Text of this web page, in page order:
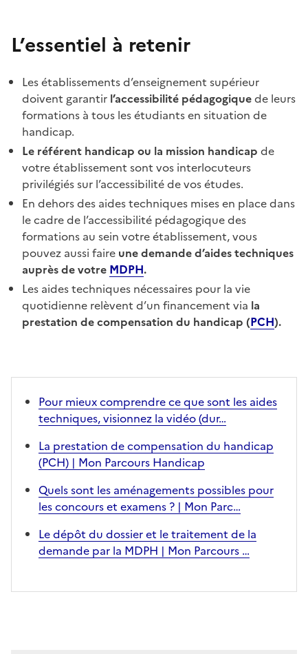
L’essentiel à retenir
Les établissements d’enseignement supérieur
doivent garantir l’accessibilité pédagogiquede leurs
formations à tous les étudiants en situation de
handicap.
Le référent handicap ou la mission handicap de
votre établissement sont vos interlocuteurs
privilégiés sur l’accessibilité de vos études.
En dehors des aides techniques mises en place dans
le cadre de l’accessibilité pédagogique des
formations au sein votre établissement, vous
pouvez aussi faire une demande d’aides techniques
auprès de votre MDPH.
Les aides techniques nécessaires pour la vie
quotidienne relèvent d’un financement via la
prestation de compensation du handicap (PCH).
Pour mieux comprendre ce que sont les aides
techniques, visionnez la vidéo (dur…
La prestation de compensation du handicap
(PCH) | Mon Parcours Handicap
Quels sont les aménagements possibles pour
les concours et examens ? | Mon Parc…
Le dépôt du dossier et le traitement de la
demande par la MDPH | Mon Parcours …